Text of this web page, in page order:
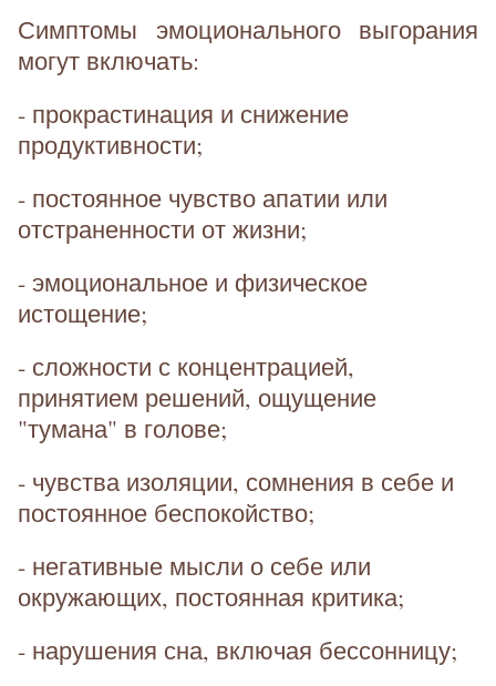
Симптомы эмоционального выгорания
могут включать:
- прокрастинация и снижение
продуктивности;
- постоянное чувство апатии или
отстраненности от жизни;
- эмоциональное и физическое
истощение;
- сложности с концентрацией,
принятием решений, ощущение
"тумана" в голове;
- чувства изоляции, сомнения в себе и
постоянное беспокойство;
- негативные мысли о себе или
окружающих, постоянная критика;
- нарушения сна, включая бессонницу;